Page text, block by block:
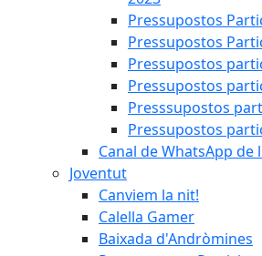
Pressupostos
Pressupostos
Pressupostos
Pressupostos
Presssupostos
Pressupostos
Canal de WhatsApp
Joventut
Canviem la nit!
Calella Gamer
Baixada d'Andròmines